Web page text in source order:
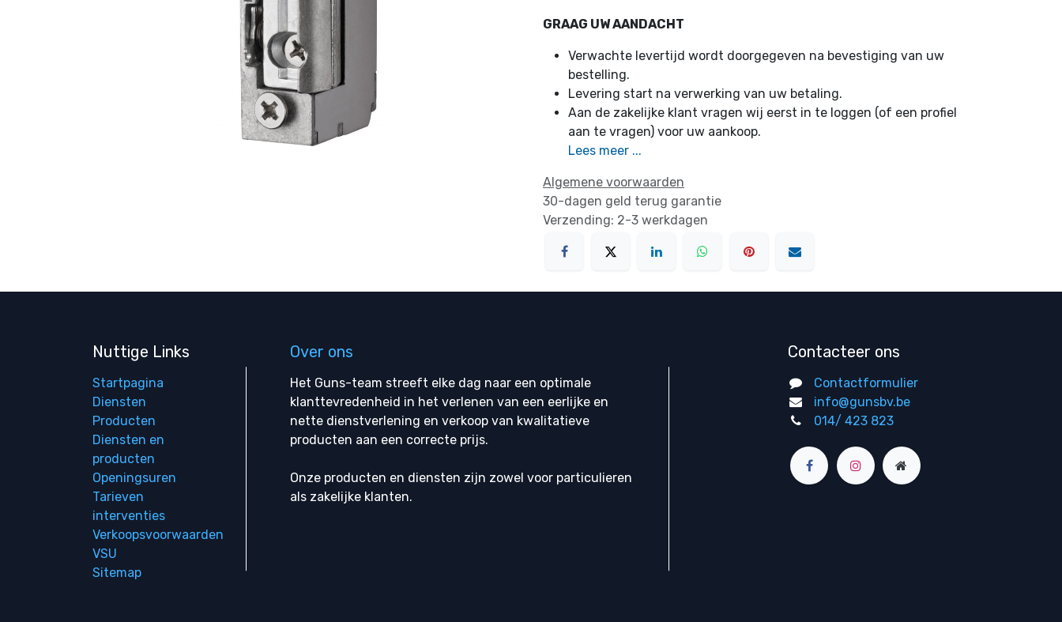
GRAAG UW AANDACHT
Verwachte levertijd wordt doorgegeven na bevestiging van uw
bestelling.
Levering start na verwerking van uw betaling.
Aan de zakelijke klant vragen wij eerst in te loggen (of een profiel
aan te vragen) voor uw aankoop.
Lees meer ...
Algemene voorwaarden
30-dagen geld terug garantie
Verzending: 2-3 werkdagen
Nuttige Links
Startpagina
Diensten
Producten
Diensten en
producten
Openingsuren
Tarieven
interventies
Verkoopsvoorwaarden
VSU
Sitemap
Over ons
Het Guns-team streeft elke dag naar een optimale
klanttevredenheid in het verlenen van een eerlijke en
nette dienstverlening en verkoop van kwalitatieve
producten aan een correcte prijs.
Onze producten en diensten zijn zowel voor particulieren
als zakelijke klanten.
Contacteer ons
Contactformulier
info@gunsbv.be
014/ 423 823